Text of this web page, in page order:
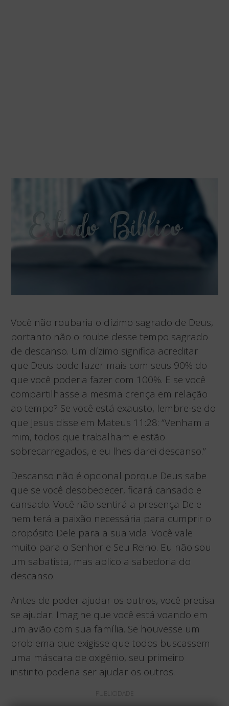
Você não roubaria o dízimo sagrado de Deus,
portanto não o roube desse tempo sagrado
de descanso. Um dízimo significa acreditar
que Deus pode fazer mais com seus 90% do
que você poderia fazer com 100%. E se você
compartilhasse a mesma crença em relação
ao tempo? Se você está exausto, lembre-se do
que Jesus disse em Mateus 11:28: “Venham a
mim, todos que trabalham e estão
sobrecarregados, e eu lhes darei descanso.”
Descanso não é opcional porque Deus sabe
que se você desobedecer, ficará cansado e
cansado. Você não sentirá a presença Dele
nem terá a paixão necessária para cumprir o
propósito Dele para a sua vida. Você vale
muito para o Senhor e Seu Reino. Eu não sou
um sabatista, mas aplico a sabedoria do
descanso.
Antes de poder ajudar os outros, você precisa
se ajudar. Imagine que você está voando em
um avião com sua família. Se houvesse um
problema que exigisse que todos buscassem
uma máscara de oxigênio, seu primeiro
instinto poderia ser ajudar os outros.
PUBLICIDADE